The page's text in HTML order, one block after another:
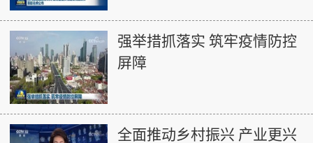
强举措抓落实 筑牢疫情防控
屏障
全面推动乡村振兴 产业更兴